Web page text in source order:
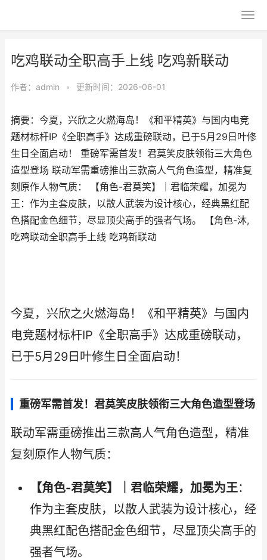
吃鸡联动全职高手上线 吃鸡新联动
作者： admin • 更新时间：2026-06-01
摘要：今夏，兴欣之火燃海岛！《和平精英》与国内电竞
题材标杆IP《全职高手》达成重磅联动，已于5月29日叶修
生日全面启动！ 重磅军需首发！君莫笑皮肤领衔三大角色
造型登场 联动军需重磅推出三款高人气角色造型，精准复
刻原作人物气质： 【角色-君莫笑】｜君临荣耀，加冕为
王：作为主套皮肤，以散人武装为设计核心，经典黑红配
色搭配金色细节，尽显顶尖高手的强者气场。 【角色-沐,
吃鸡联动全职高手上线 吃鸡新联动
今夏，兴欣之火燃海岛！《和平精英》与国内
电竞题材标杆IP《全职高手》达成重磅联动，
已于5月29日叶修生日全面启动！
重磅军需首发！君莫笑皮肤领衔三大角色造型登场
联动军需重磅推出三款高人气角色造型，精准
复刻原作人物气质：
【角色-君莫笑】｜君临荣耀，加冕为王：
作为主套皮肤，以散人武装为设计核心，经
典黑红配色搭配金色细节，尽显顶尖高手的
强者气场。